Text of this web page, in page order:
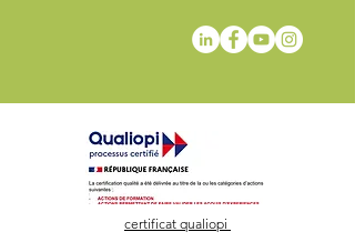
certificat qualiopi